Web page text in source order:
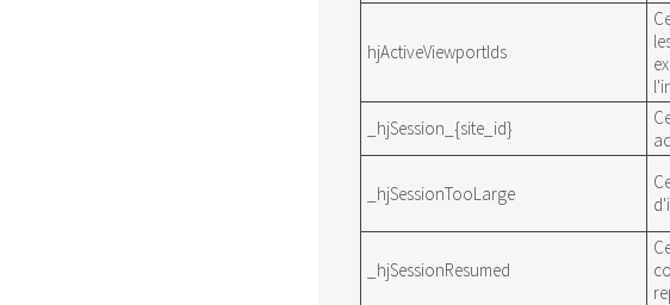
hjActiveViewportIds
_hjSession_{site_id}
_hjSessionTooLarge
_hjSessionResumed